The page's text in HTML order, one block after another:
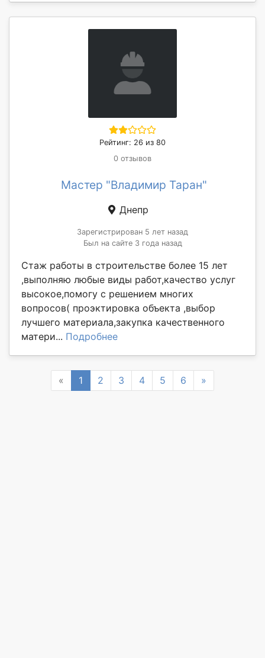
Рейтинг: 26 из 80
0 отзывов
Мастер "Владимир Таран"
Днепр
Зарегистрирован 5 лет назад
Был на сайте 3 года назад
Стаж работы в строительстве более 15 лет
,выполняю любые виды работ,качество услуг
высокое,помогу с решением многих
вопросов( проэктировка объекта ,выбор
лучшего материала,закупка качественного
матери... Подробнее
« Previous
1 2 3 4 5 6 »